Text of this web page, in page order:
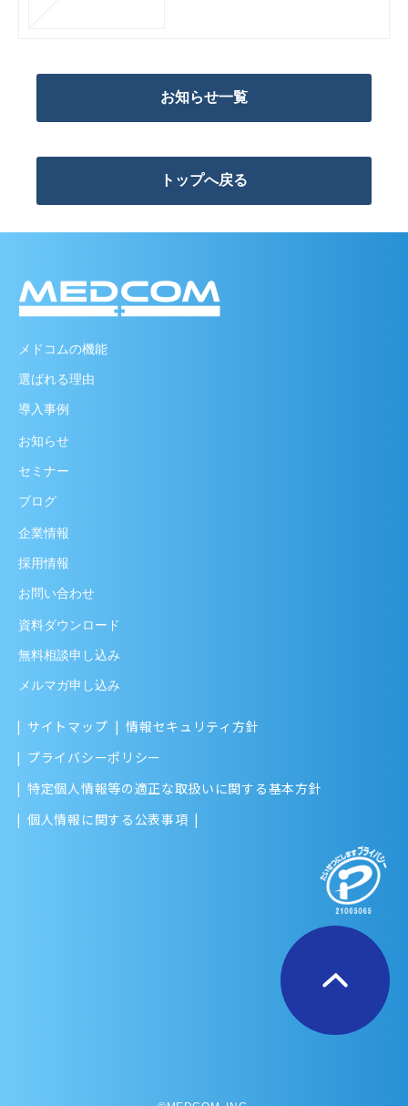
お知らせ一覧
トップへ戻る
メドコムの機能
選ばれる理由
導入事例
お知らせ
セミナー
ブログ
企業情報
採用情報
お問い合わせ
資料ダウンロード
無料相談申し込み
メルマガ申し込み
サイトマップ
情報セキュリティ方針
プライバシーポリシー
特定個人情報等の適正な取扱いに関する基本方針
個人情報に関する公表事項